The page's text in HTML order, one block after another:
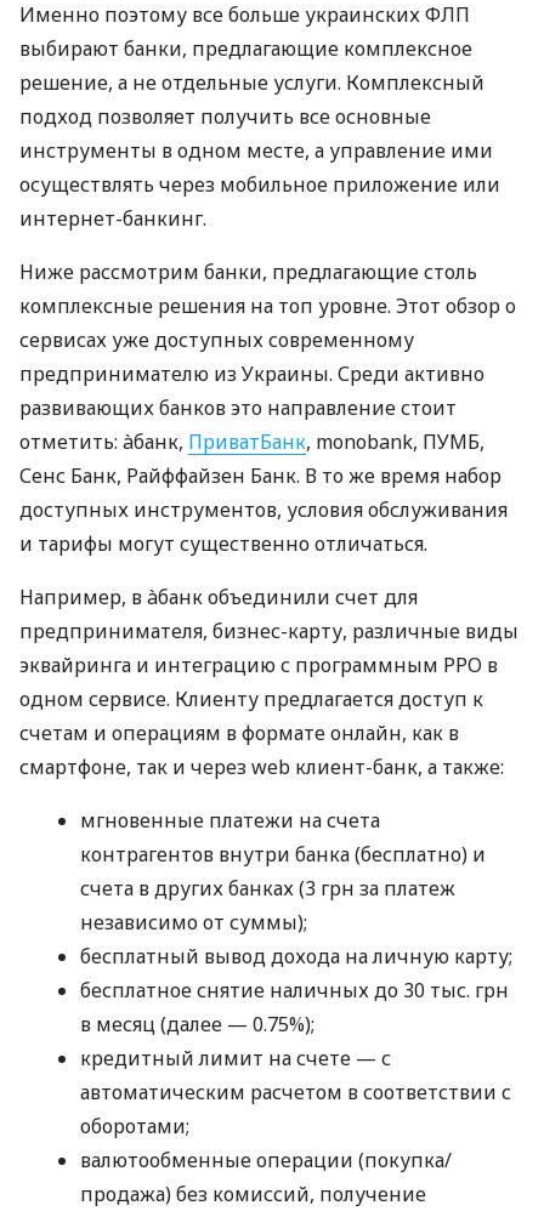
Именно поэтому все больше украинских ФЛП
выбирают банки, предлагающие комплексное
решение, а не отдельные услуги. Комплексный
подход позволяет получить все основные
инструменты в одном месте, а управление ими
осуществлять через мобильное приложение или
интернет-банкинг.
Ниже рассмотрим банки, предлагающие столь
комплексные решения на топ уровне. Этот обзор о
сервисах уже доступных современному
предпринимателю из Украины. Среди активно
развивающих банков это направление стоит
отметить: àбанк, ПриватБанк, monobank, ПУМБ,
Сенс Банк, Райффайзен Банк. В то же время набор
доступных инструментов, условия обслуживания
и тарифы могут существенно отличаться.
Например, в àбанк объединили счет для
предпринимателя, бизнес-карту, различные виды
эквайринга и интеграцию с программным РРО в
одном сервисе. Клиенту предлагается доступ к
счетам и операциям в формате онлайн, как в
смартфоне, так и через web клиент-банк, а также:
мгновенные платежи на счета
контрагентов внутри банка (бесплатно) и
счета в других банках (3 грн за платеж
независимо от суммы);
бесплатный вывод дохода на личную карту;
бесплатное снятие наличных до 30 тыс. грн
в месяц (далее — 0.75%);
кредитный лимит на счете — с
автоматическим расчетом в соответствии с
оборотами;
валютообменные операции (покупка/
продажа) без комиссий, получение